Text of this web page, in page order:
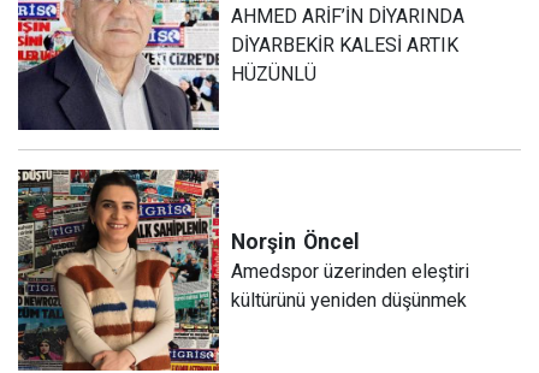
AHMED ARİF’İN DİYARINDA
DİYARBEKİR KALESİ ARTIK
HÜZÜNLÜ
Norşin Öncel
Amedspor üzerinden eleştiri
kültürünü yeniden düşünmek